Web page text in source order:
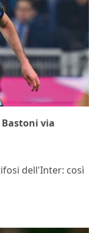
via
dell'Inter: così